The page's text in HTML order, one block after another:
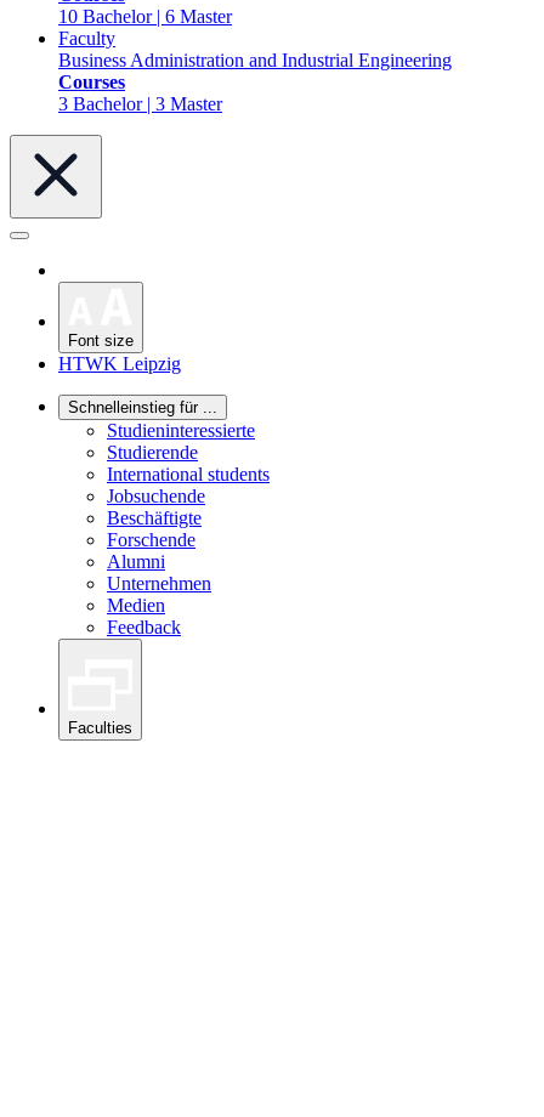
10 Bachelor | 6 Master
Faculty
Business Administration and Industrial Engineering
Courses
3 Bachelor | 3 Master
Font size
HTWK Leipzig
Schnelleinstieg für ...
Studieninteressierte
Studierende
International students
Jobsuchende
Beschäftigte
Forschende
Alumni
Unternehmen
Medien
Feedback
Faculties